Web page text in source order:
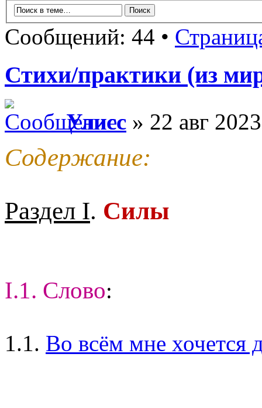
Сообщений: 44 •
Стихи/практики (из
Улисс » 22 авг
Содержание:
Раздел I. Силы
I.1. Слово:
1.1. Во всём мне хочется